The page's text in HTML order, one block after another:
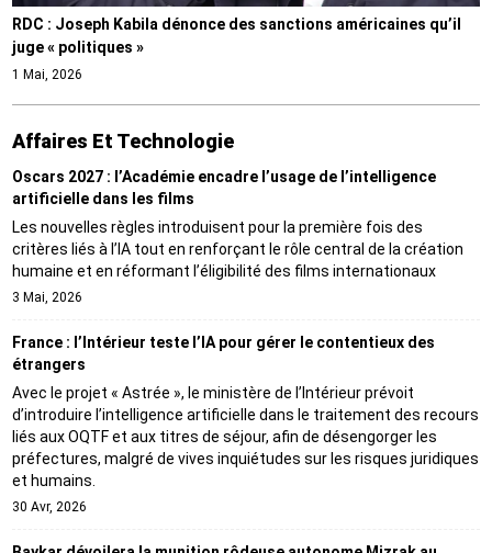
RDC : Joseph Kabila dénonce des sanctions américaines qu’il
juge « politiques »
1 Mai, 2026
Affaires Et Technologie
Oscars 2027 : l’Académie encadre l’usage de l’intelligence
artificielle dans les films
Les nouvelles règles introduisent pour la première fois des
critères liés à l’IA tout en renforçant le rôle central de la création
humaine et en réformant l’éligibilité des films internationaux
3 Mai, 2026
France : l’Intérieur teste l’IA pour gérer le contentieux des
étrangers
Avec le projet « Astrée », le ministère de l’Intérieur prévoit
d’introduire l’intelligence artificielle dans le traitement des recours
liés aux OQTF et aux titres de séjour, afin de désengorger les
préfectures, malgré de vives inquiétudes sur les risques juridiques
et humains.
30 Avr, 2026